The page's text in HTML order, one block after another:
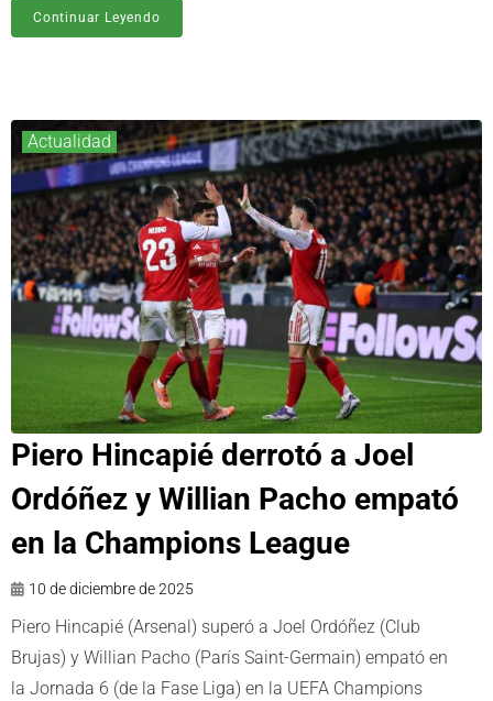
Continuar Leyendo
Actualidad
Piero Hincapié derrotó a Joel
Ordóñez y Willian Pacho empató
en la Champions League
10 de diciembre de 2025
Piero Hincapié (Arsenal) superó a Joel Ordóñez (Club
Brujas) y Willian Pacho (París Saint-Germain) empató en
la Jornada 6 (de la Fase Liga) en la UEFA Champions